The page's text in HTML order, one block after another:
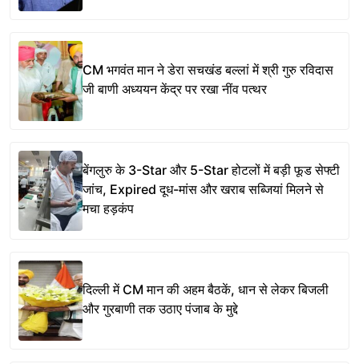
CM भगवंत मान ने डेरा सचखंड बल्लां में श्री गुरु रविदास
जी बाणी अध्ययन केंद्र पर रखा नींव पत्थर
बेंगलुरु के 3-Star और 5-Star होटलों में बड़ी फूड सेफ्टी
जांच, Expired दूध-मांस और खराब सब्जियां मिलने से
मचा हड़कंप
दिल्ली में CM मान की अहम बैठकें, धान से लेकर बिजली
और गुरबाणी तक उठाए पंजाब के मुद्दे